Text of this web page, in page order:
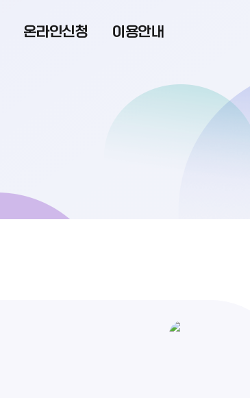
온라인신청 이용안내